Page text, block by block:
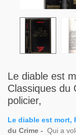
Le diable est
Classiques du
policier,
Le diable est mort,
du Crime - Qui a